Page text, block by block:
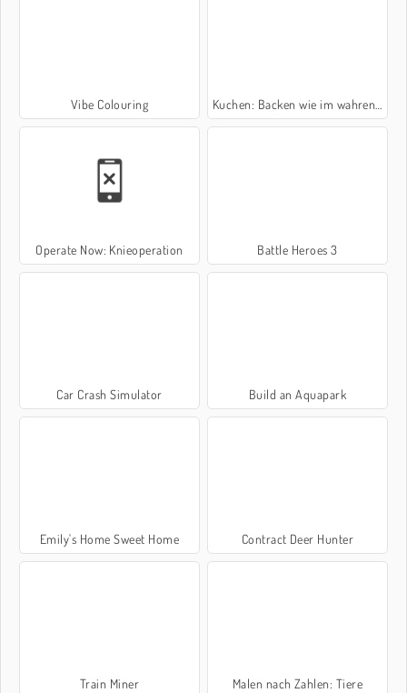
Vibe Colouring Kuchen: Backen wie im wahren Leben
Operate Now: Knieoperation Battle Heroes 3
Car Crash Simulator Build an Aquapark
Emily's Home Sweet Home Contract Deer Hunter
Train Miner Malen nach Zahlen: Tiere